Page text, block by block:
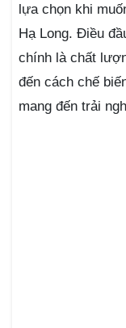
lựa chọn khi
Hạ Long. Điều
chính là chất
đến cách chế
mang đến trải